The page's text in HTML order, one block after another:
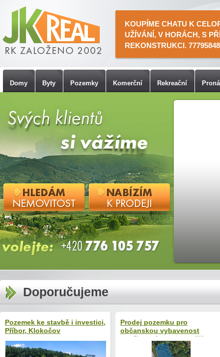
KOUPÍME CHATU K
UŽÍVÁNÍ, V HORÁCH, S
REKONSTRUKCI.
Domy Byty Pozemky Komerční Rekreační
Doporučujeme
Pozemek ke stavbě i investici,
Příbor, Klokočov
Prodej pozemku pro
občanskou vybavenost
Havířov (výstavba garáží,
parkoviště apod.)